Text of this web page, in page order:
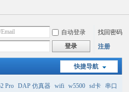
自动登录
找回密码
登录 注册
快捷导航
Pro DAP 仿真器 wifi w5500 sd卡 串口